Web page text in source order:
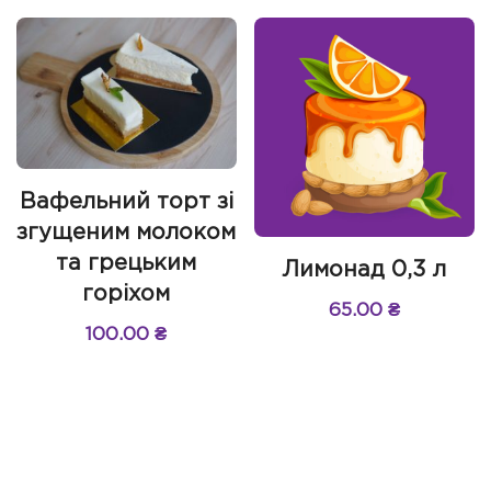
Вафельний торт зі
згущеним молоком
та грецьким
горіхом
100.00₴
Лимонад 0,3 л
65.00₴